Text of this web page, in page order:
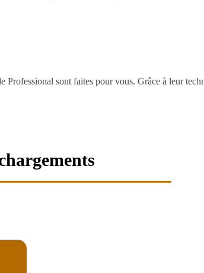
Professional sont faites pour vous. Grâce à leur